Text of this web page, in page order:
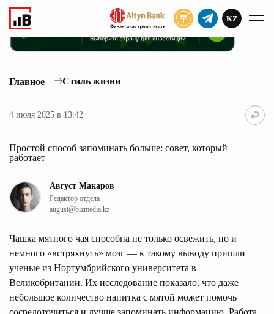
KZ
Главное Стиль жизни
4 июля 2025 в 13:42
Простой способ запоминать больше: совет, который
работает
Август Макаров
Редактор отдела
august@bizmedia.kz
Чашка мятного чая способна не только освежить, но и
немного «встряхнуть» мозг — к такому выводу пришли
ученые из Нортумбрийского университета в
Великобритании. Их исследование показало, что даже
небольшое количество напитка с мятой может помочь
сосредоточиться и лучше запоминать информацию. Работа